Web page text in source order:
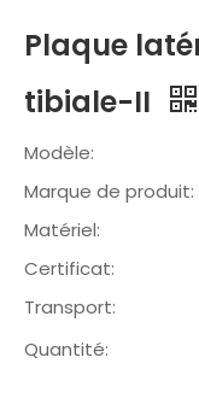
Plaque
tibiale-II
Modèle:
Marque de produit:
Matériel:
Certificat:
Transport:
Quantité: